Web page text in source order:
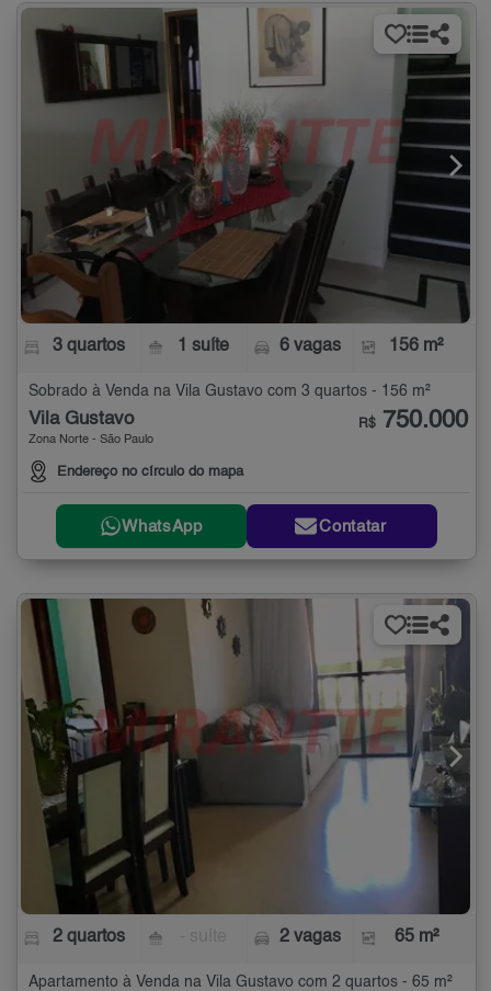
3 quartos 1 suíte 6 vagas 156 m²
Sobrado à Venda na Vila Gustavo com 3 quartos - 156 m²
Vila Gustavo
Zona Norte - São Paulo
Endereço no círculo do mapa
R$ 750.000
WhatsApp Contatar
2 quartos 2 vagas 65 m²
Apartamento à Venda na Vila Gustavo com 2 quartos - 65 m²